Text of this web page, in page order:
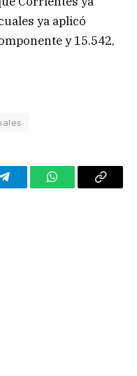
ya aplicó
y 15.542,
TelegramWhatsAppCopy